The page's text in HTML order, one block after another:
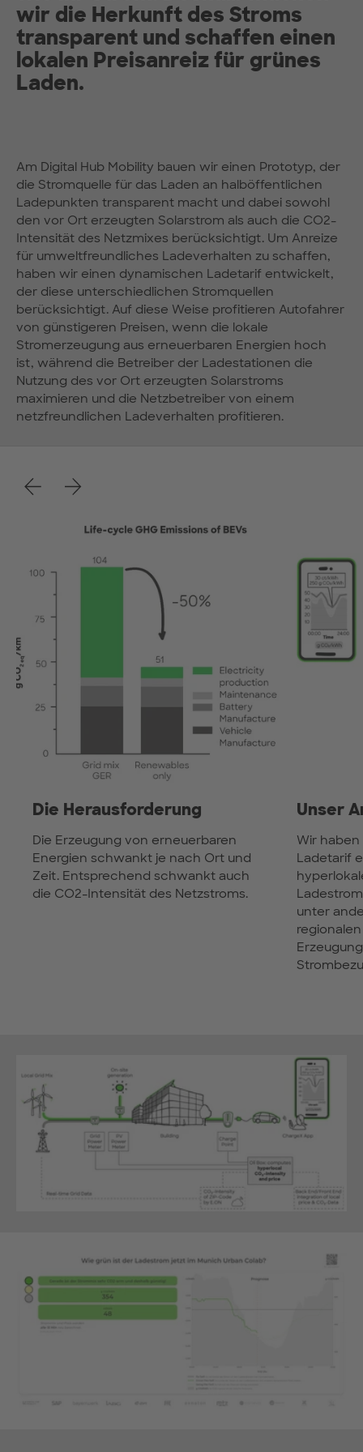
wir die Herkunft des Stroms
transparent und schaffen einen
lokalen Preisanreiz für grünes
Laden.
Am Digital Hub Mobility bauen wir einen Prototyp, der
die Stromquelle für das Laden an halböffentlichen
Ladepunkten transparent macht und dabei sowohl
den vor Ort erzeugten Solarstrom als auch die CO2-
Intensität des Netzmixes berücksichtigt. Um Anreize
für umweltfreundliches Ladeverhalten zu schaffen,
haben wir einen dynamischen Ladetarif entwickelt,
der diese unterschiedlichen Stromquellen
berücksichtigt. Auf diese Weise profitieren Autofahrer
von günstigeren Preisen, wenn die lokale
Stromerzeugung aus erneuerbaren Energien hoch
ist, während die Betreiber der Ladestationen die
Nutzung des vor Ort erzeugten Solarstroms
maximieren und die Netzbetreiber von einem
netzfreundlichen Ladeverhalten profitieren.
ZurückWeiter
Die Herausforderung
Die Erzeugung von erneuerbaren
Energien schwankt je nach Ort und
Zeit. Entsprechend schwankt auch
die CO2-Intensität des Netzstroms.
Unser
Wir
Ladetarif
unter